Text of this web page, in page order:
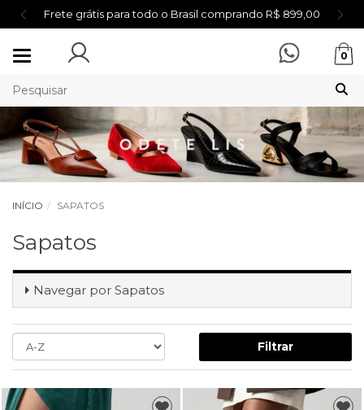
Frete grátis para todo o Brasil comprando R$ 899,00
Mudar
0
INÍCIO SAPATOS
Sapatos
Navegar por Sapatos
Filtrar